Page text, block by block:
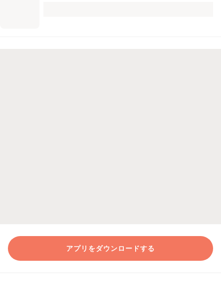
アプリをダウンロードする